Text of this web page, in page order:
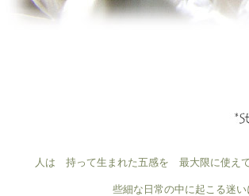
人は 持って生まれた五感を 最大限に使え
些細な日常の中に起こる迷